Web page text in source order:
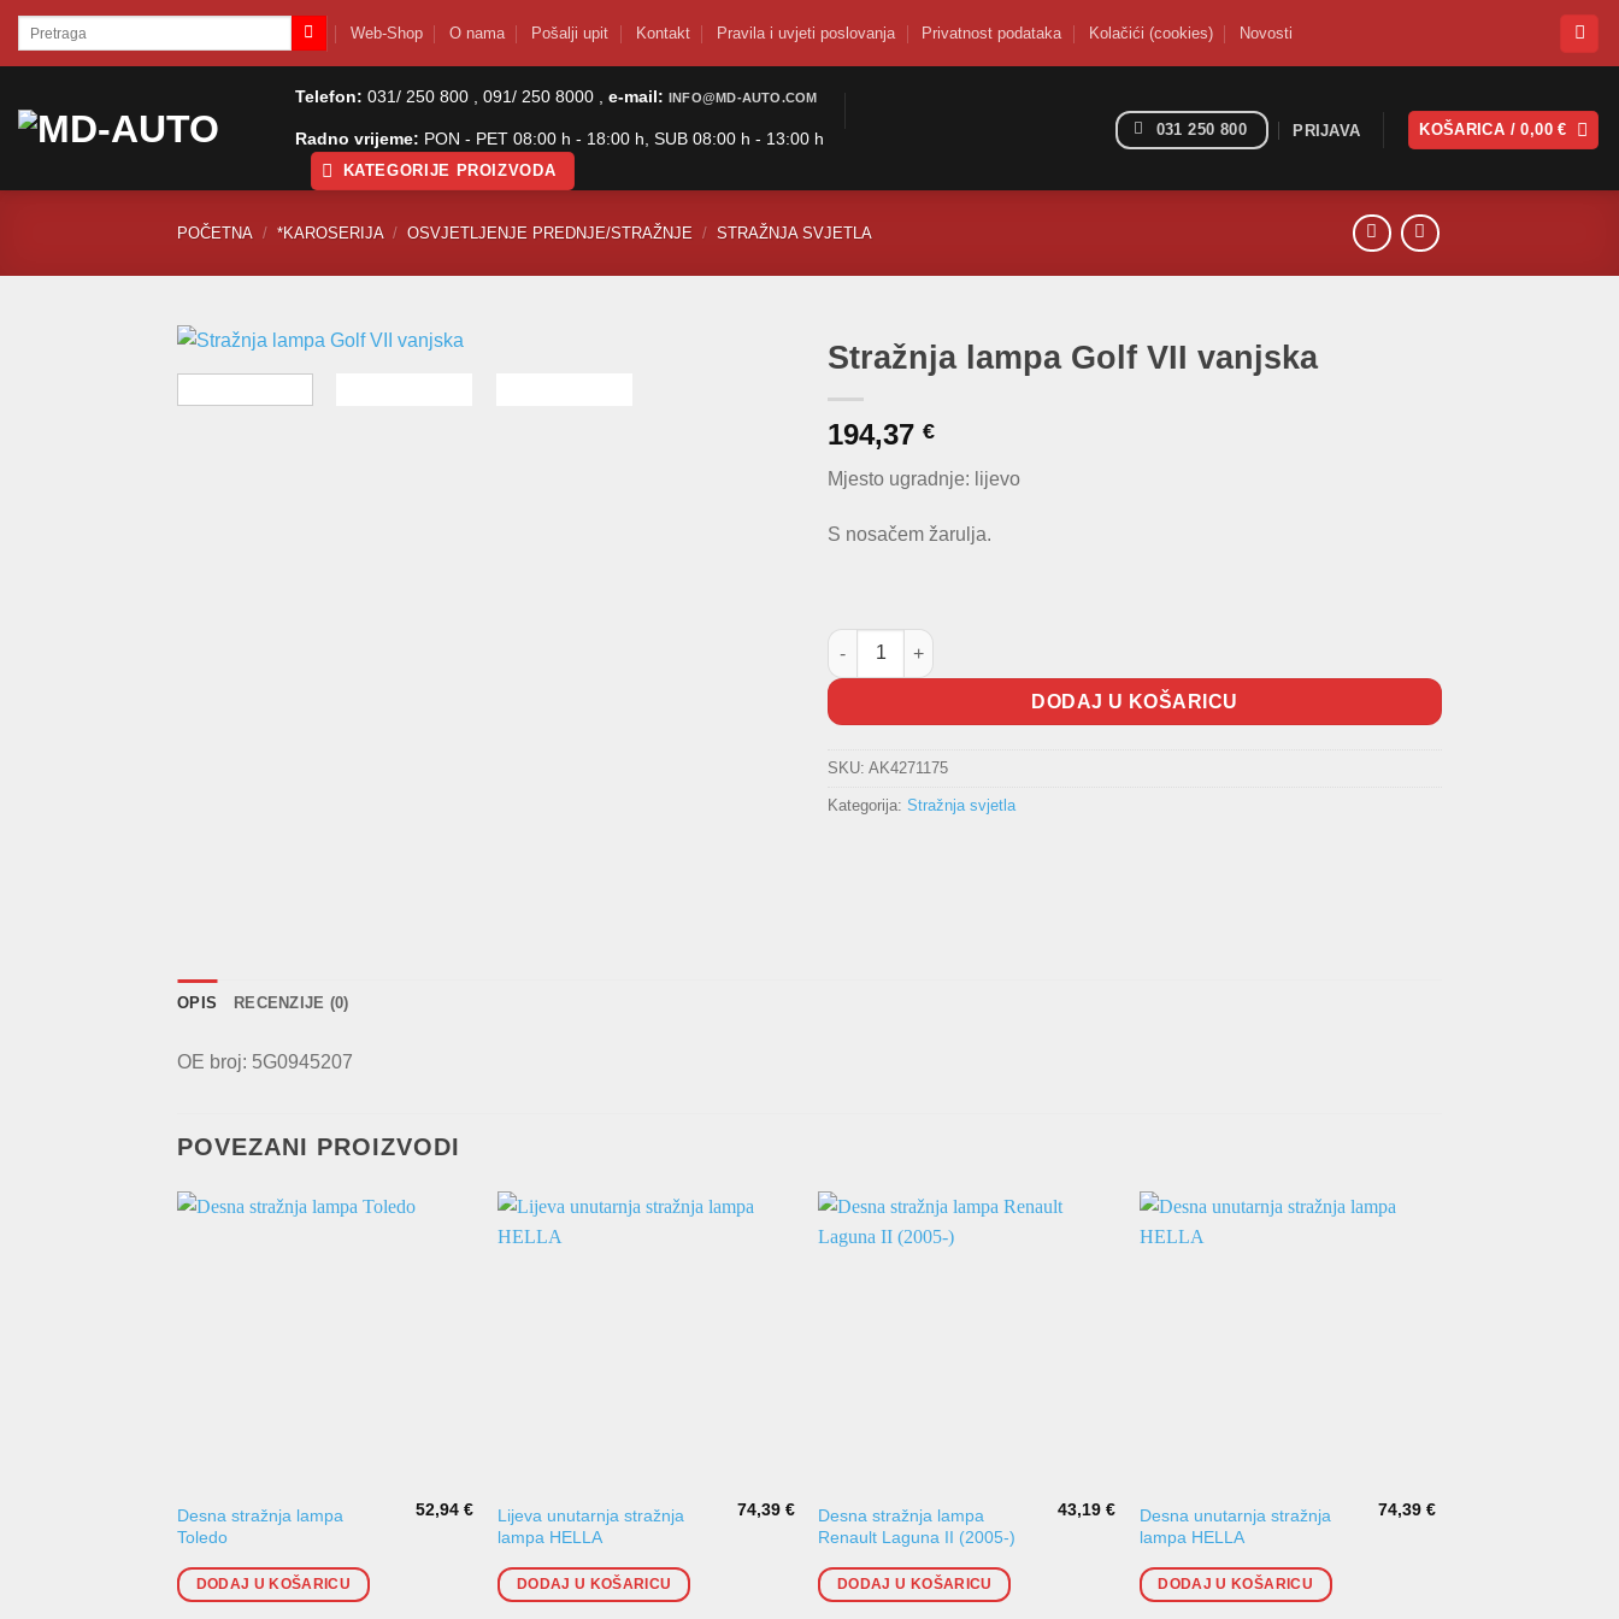
SkipPretraži: Web-Shop O nama Pošalji upit Kontakt Pravila i uvjeti poslovanja Privatnost podataka Kolačići (cookies) Novosti
Telefon: 031/ 250 800 , 091/ 250 8000 , e-mail: INFO@MD-AUTO.COM
Radno vrijeme: PON - PET 08:00 h - 18:00 h, SUB 08:00 h - 13:00 h
KATEGORIJE PROIZVODA
031 250 800 PRIJAVA KOŠARICA /0,00€
POČETNA / *KAROSERIJA / OSVJETLJENJE PREDNJE/STRAŽNJE / STRAŽNJA SVJETLA
Stražnja lampa Golf VII vanjska
194,37 €
Mjesto ugradnje: lijevo
S nosačem žarulja.
Stražnja lampa Golf VII vanjska količina
DODAJ U KOŠARICU
SKU: AK4271175
Kategorija: Stražnja svjetla
OPIS RECENZIJE (0)
OE broj: 5G0945207
POVEZANI PROIZVODI
Desna stražnja lampa
Toledo
52,94€
DODAJ U KOŠARICU
Lijeva unutarnja stražnja
lampa HELLA
74,39 €
DODAJ U KOŠARICU
Desna stražnja lampa
Renault Laguna II (2005-)
43,19 €
DODAJ U KOŠARICU
Desna unutarnja stražnja
lampa HELLA
74,39€
DODAJ U KOŠARICU